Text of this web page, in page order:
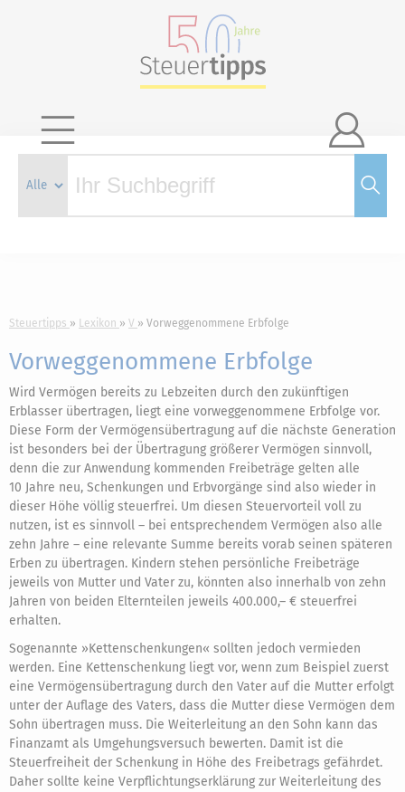

Steuertipps Lexikon V Vorweggenommene Erbfolge
Vorweggenommene Erbfolge
Wird Vermögen bereits zu Lebzeiten durch den zukünftigen
Erblasser übertragen, liegt eine vorweggenommene Erbfolge vor.
Diese Form der Vermögensübertragung auf die nächste Generation
ist besonders bei der Übertragung größerer Vermögen sinnvoll,
denn die zur Anwendung kommenden Freibeträge gelten alle
10 Jahre neu, Schenkungen und Erbvorgänge sind also wieder in
dieser Höhe völlig steuerfrei. Um diesen Steuervorteil voll zu
nutzen, ist es sinnvoll – bei entsprechendem Vermögen also alle
zehn Jahre – eine relevante Summe bereits vorab seinen späteren
Erben zu übertragen. Kindern stehen persönliche Freibeträge
jeweils von Mutter und Vater zu, könnten also innerhalb von zehn
Jahren von beiden Elternteilen jeweils 400.000,– € steuerfrei
erhalten.
Sogenannte »Kettenschenkungen« sollten jedoch vermieden
werden. Eine Kettenschenkung liegt vor, wenn zum Beispiel zuerst
eine Vermögensübertragung durch den Vater auf die Mutter erfolgt
unter der Auflage des Vaters, dass die Mutter diese Vermögen dem
Sohn übertragen muss. Die Weiterleitung an den Sohn kann das
Finanzamt als Umgehungsversuch bewerten. Damit ist die
Steuerfreiheit der Schenkung in Höhe des Freibetrags gefährdet.
Daher sollte keine Verpflichtungserklärung zur Weiterleitung des